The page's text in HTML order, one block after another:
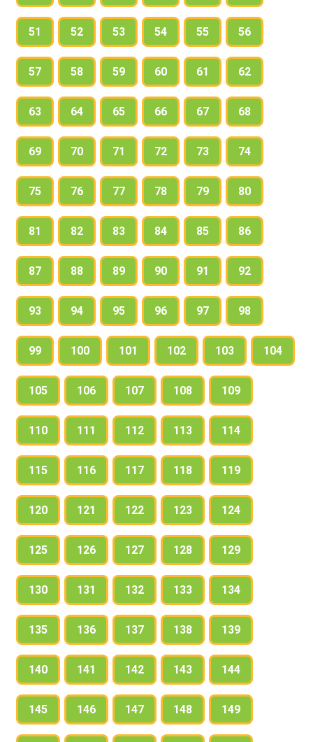
51 52 53 54 55 56
57 58 59 60 61 62
63 64 65 66 67 68
69 70 71 72 73 74
75 76 77 78 79 80
81 82 83 84 85 86
87 88 89 90 91 92
93 94 95 96 97 98
99 100 101 102 103 104
105 106 107 108 109
110 111 112 113 114
115 116 117 118 119
120 121 122 123 124
125 126 127 128 129
130 131 132 133 134
135 136 137 138 139
140 141 142 143 144
145 146 147 148 149